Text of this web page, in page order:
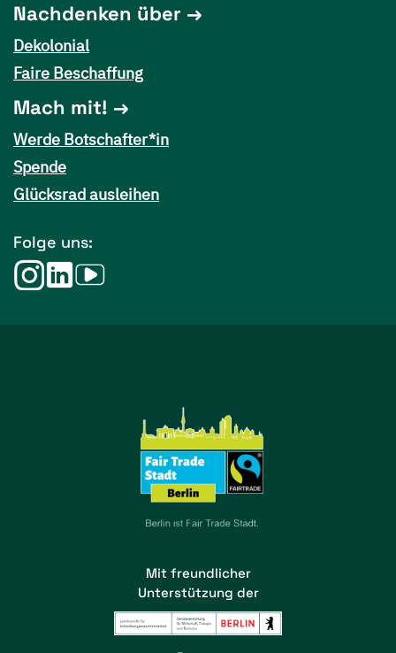
Nachdenken über
Dekolonial
Faire Beschaffung
Mach mit!
Werde Botschafter*in
Spende
Glücksrad ausleihen
Folge uns:
Mit freundlicher
Unterstützung der